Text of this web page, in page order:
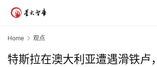
Home 观点
特斯拉在澳大利亚遭遇滑铁卢